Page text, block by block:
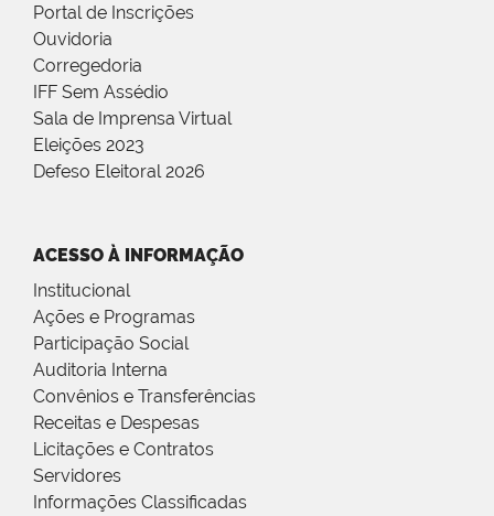
Portal de Inscrições
Ouvidoria
Corregedoria
IFF Sem Assédio
Sala de Imprensa Virtual
Eleições 2023
Defeso Eleitoral 2026
ACESSO À INFORMAÇÃO
Institucional
Ações e Programas
Participação Social
Auditoria Interna
Convênios e Transferências
Receitas e Despesas
Licitações e Contratos
Servidores
Informações Classificadas